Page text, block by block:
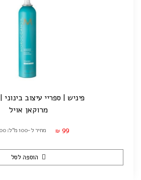
פיניש | ספריי עיצוב בינוני | 330 מ"ל
מרוקאן אויל
₪ 99 מחיר ל-100 מ"ל: ₪30.00
הוספה לסל